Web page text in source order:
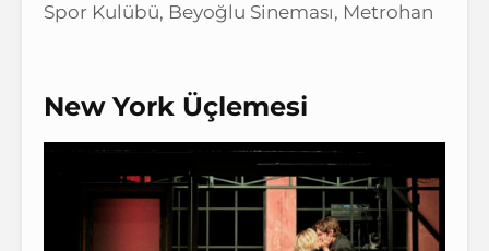
Spor Kulübü, Beyoğlu Sineması, Metrohan
New York Üçlemesi